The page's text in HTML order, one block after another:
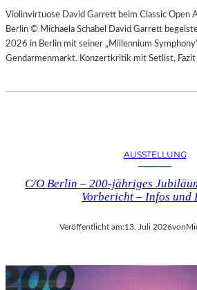
Violinvirtuose David Garrett beim Classic Open
Berlin © Michaela Schabel David Garrett
2026 in Berlin mit seiner „Millennium
Gendarmenmarkt. Konzertkritik mit Setlist,
AUSSTELLUNG
C/O Berlin – 200-jähriges
Vorbericht – Infos und
Veröffentlicht am:13. Juli 2026von